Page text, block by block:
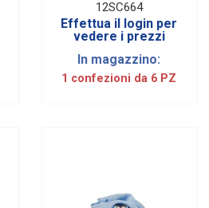
Giostra Celeste | H
11 CM (6 PZ)
12SC664
Effettua il login per
vedere i prezzi
In magazzino:
1 confezioni da 6 PZ